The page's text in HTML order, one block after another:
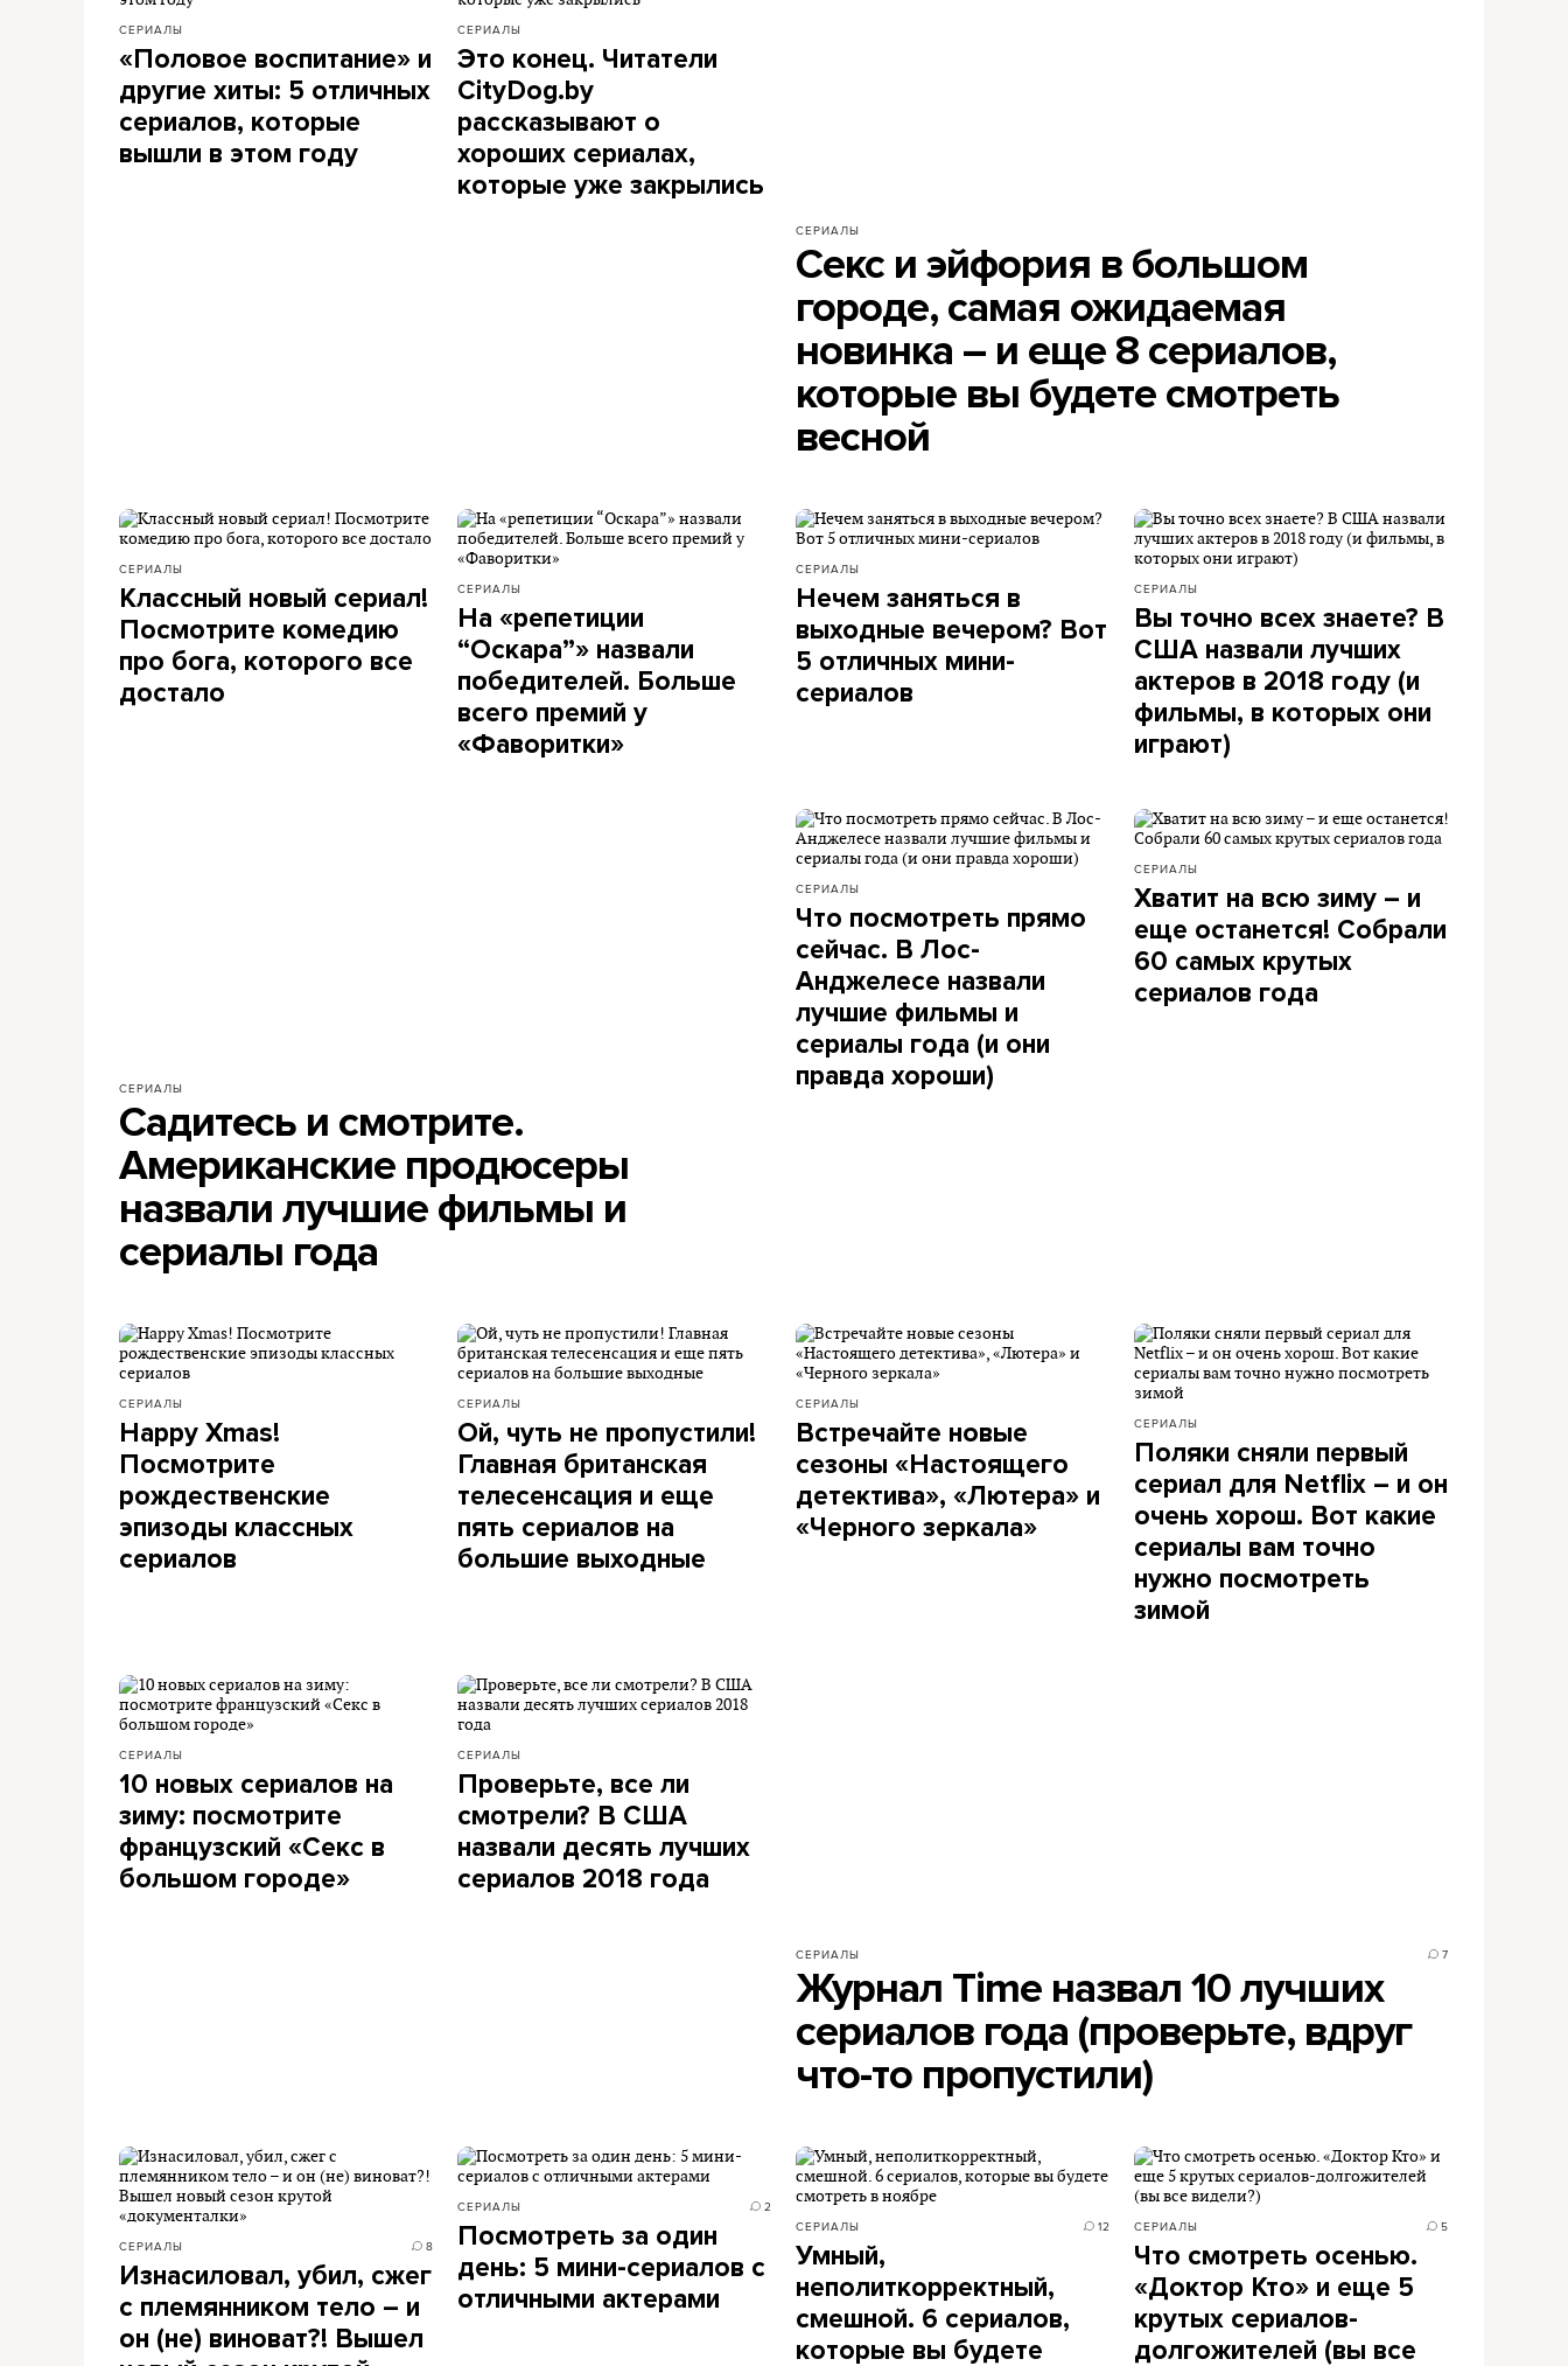
СЕРИАЛЫ
«Половое воспитание» и
другие хиты: 5 отличных
сериалов, которые
вышли в этом году
СЕРИАЛЫ
Это конец. Читатели
CityDog.by
рассказывают о
хороших сериалах,
которые уже закрылись
СЕРИАЛЫ
Секс и эйфория в большом
городе, самая ожидаемая
новинка – и еще 8 сериалов,
которые вы будете смотреть
весной
СЕРИАЛЫ
Классный новый сериал!
Посмотрите комедию
про бога, которого все
достало
СЕРИАЛЫ
На «репетиции
“Оскара”» назвали
победителей. Больше
всего премий у
«Фаворитки»
СЕРИАЛЫ
Нечем заняться в
выходные вечером? Вот
5 отличных мини-
сериалов
СЕРИАЛЫ
Вы точно всех знаете? В
США назвали лучших
актеров в 2018 году (и
фильмы, в которых они
играют)
СЕРИАЛЫ
Садитесь и смотрите.
Американские продюсеры
назвали лучшие фильмы и
сериалы года
СЕРИАЛЫ
Что посмотреть прямо
сейчас. В Лос-
Анджелесе назвали
лучшие фильмы и
сериалы года (и они
правда хороши)
СЕРИАЛЫ
Хватит на всю зиму – и
еще останется! Собрали
60 самых крутых
сериалов года
СЕРИАЛЫ
Happy Xmas!
Посмотрите
рождественские
эпизоды классных
сериалов
СЕРИАЛЫ
Ой, чуть не пропустили!
Главная британская
телесенсация и еще
пять сериалов на
большие выходные
СЕРИАЛЫ
Встречайте новые
сезоны «Настоящего
детектива», «Лютера» и
«Черного зеркала»
СЕРИАЛЫ
Поляки сняли первый
сериал для Netflix – и он
очень хорош. Вот какие
сериалы вам точно
нужно посмотреть
зимой
СЕРИАЛЫ
10 новых сериалов на
зиму: посмотрите
французский «Секс в
большом городе»
СЕРИАЛЫ
Проверьте, все ли
смотрели? В США
назвали десять лучших
сериалов 2018 года
СЕРИАЛЫ 7
Журнал Time назвал 10 лучших
сериалов года (проверьте, вдруг
что-то пропустили)
СЕРИАЛЫ 8
Изнасиловал, убил, сжег
с племянником тело – и
он (не) виноват?! Вышел
СЕРИАЛЫ 2
Посмотреть за один
день: 5 мини-сериалов с
отличными актерами
СЕРИАЛЫ 12
Умный,
неполиткорректный,
смешной. 6 сериалов,
которые вы будете
СЕРИАЛЫ 5
Что смотреть осенью.
«Доктор Кто» и еще 5
крутых сериалов-
долгожителей (вы все